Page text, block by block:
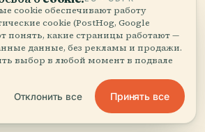
редакцией Audiala по
архитектурным архивам
April 2026
cookie обеспечивают работу
cookie (PostHog, Google
понять, какие страницы работают —
данные, без рекламы и продажи.
выбор в любой момент в подвале
Отклонить все Принять все